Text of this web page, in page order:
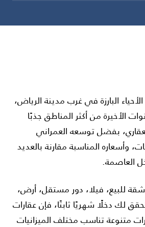
البارزة في غرب مدينة الرياض،
الأخيرة من أكثر المناطق جذبًا
بفضل توسعه العمراني
وأسعاره المناسبة مقارنة بالعديد
العاصمة.
للبيع، فيلا، دور مستقل، أرض،
لك دخلًا شهريًا ثابتًا، فإن عقارات
متنوعة تناسب مختلف الميزانيات